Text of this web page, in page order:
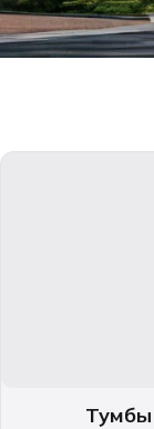
Тумбы